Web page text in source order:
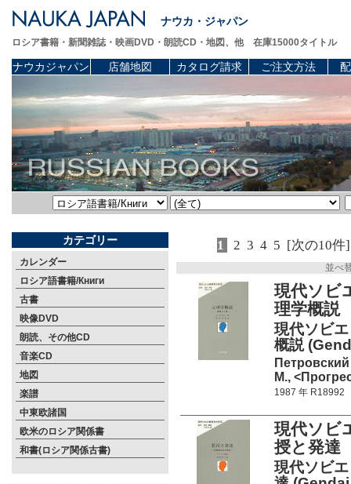
ナウカ・ジャパン
ロシア書籍・新聞雑誌・映画DVD・朗読CD・地図、他 在庫15000タイトル
ナウカジャパン 店舗地図 カタログ請求 ご注文方法
カテゴリー
カレンダー
ロシア語書籍/Книги
古書
映像DVD
朗読、その他CD
音楽CD
地図
楽譜
中東欧諸国
欧米のロシア関係書
和書(ロシア関係古書)
1 2 3 4 5 [次の10件]
並べ
現代ソビ
理学概説
現代ソビ
概説
М.,
1987 年 R18992
現代ソビ
授と発達
現代ソビ